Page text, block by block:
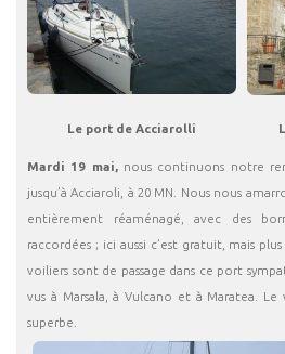
Le port de Acciarolli
Mardi 19 mai,nous continuons notre
jusqu’à Acciaroli, à 20 MN. Nous nous
entièrement réaménagé, avec des
raccordées ; ici aussi c’est gratuit, mais
voiliers sont de passage dans ce port
vus à Marsala, à Vulcano et à Maratea.
superbe.